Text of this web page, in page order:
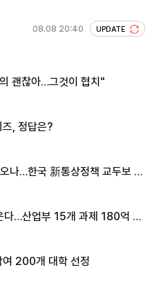
08.08 20:40 UPDATE
괜찮아…그것이 협치"
, 정답은?
나…한국 新통상정책 교두보 활
다…산업부 15개 과제 180억 지
여 200개 대학 선정